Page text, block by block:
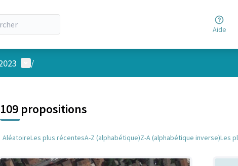
Aide
Menu utilisateur
/
109 propositions
AléatoireLes plus récentesA-Z (alphabétique)Z-A (alphabétique inverse)Les